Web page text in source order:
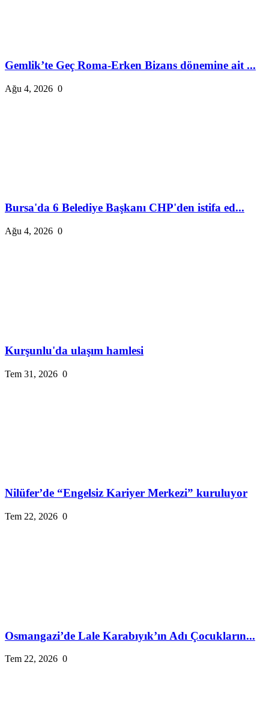
Gemlik’te Geç Roma-Erken Bizans dönemine ait ...
Ağu 4, 2026 0
Bursa'da 6 Belediye Başkanı CHP'den istifa ed...
Ağu 4, 2026 0
Kurşunlu'da ulaşım hamlesi
Tem 31, 2026 0
Nilüfer’de “Engelsiz Kariyer Merkezi” kuruluyor
Tem 22, 2026 0
Osmangazi’de Lale Karabıyık’ın Adı Çocukların...
Tem 22, 2026 0